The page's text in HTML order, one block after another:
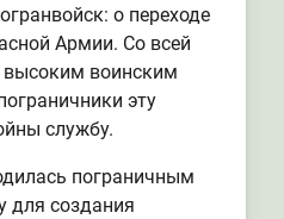
о переходе
Армии. Со всей
высоким воинским
эту
службу.
пограничным
для создания